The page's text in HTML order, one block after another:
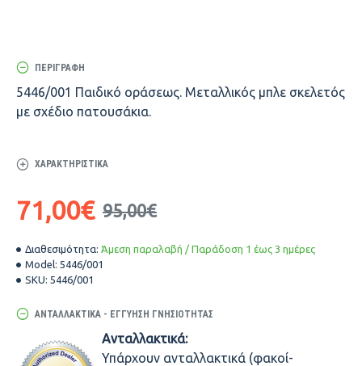
ΠΕΡΙΓΡΑΦΉ
5446/001 Παιδικό οράσεως. Μεταλλικός μπλε σκελετός
με σχέδιο πατουσάκια.
ΧΑΡΑΚΤΗΡΙΣΤΙΚΆ
Διαθεσιμότητα: Άμεση παραλαβή / Παράδοση 1 έως 3 ημέρες
Model: 5446/001
SKU: 5446/001
71,00€ 95,00€
ΑΝΤΑΛΛΑΚΤΙΚΆ - ΕΓΓΎΗΣΗ ΓΝΗΣΙΌΤΗΤΑΣ
Ανταλλακτικά:
Υπάρχουν ανταλλακτικά (φακοί-